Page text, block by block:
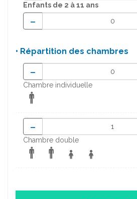
Enfants de 2 à 11 ans
-
• Répartition des chambres
-
Chambre individuelle
-
Chambre double